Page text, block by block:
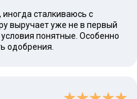
сталкиваюсь с
выручает уже не в первый
понятные. Особенно
одобрения.